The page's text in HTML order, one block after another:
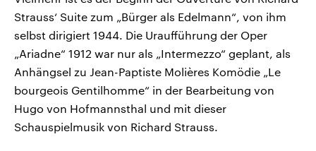
Strauss‘ Suite zum „Bürger als Edelmann“, von ihm
selbst dirigiert 1944. Die Uraufführung der Oper
„Ariadne“ 1912 war nur als „Intermezzo“ geplant, als
Anhängsel zu Jean-Paptiste Molières Komödie „Le
bourgeois Gentilhomme“ in der Bearbeitung von
Hugo von Hofmannsthal und mit dieser
Schauspielmusik von Richard Strauss.